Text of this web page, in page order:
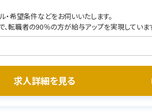
・希望条件などをお伺いいたします。
転職者の90％の方が給与アップを実現していま
求人詳細を見る